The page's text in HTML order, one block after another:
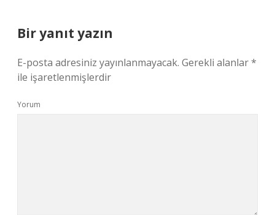
Bir yanıt yazın
E-posta adresiniz yayınlanmayacak. Gerekli alanlar*
ile işaretlenmişlerdir
Yorum